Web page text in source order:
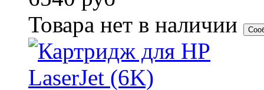
Товара нет в наличии